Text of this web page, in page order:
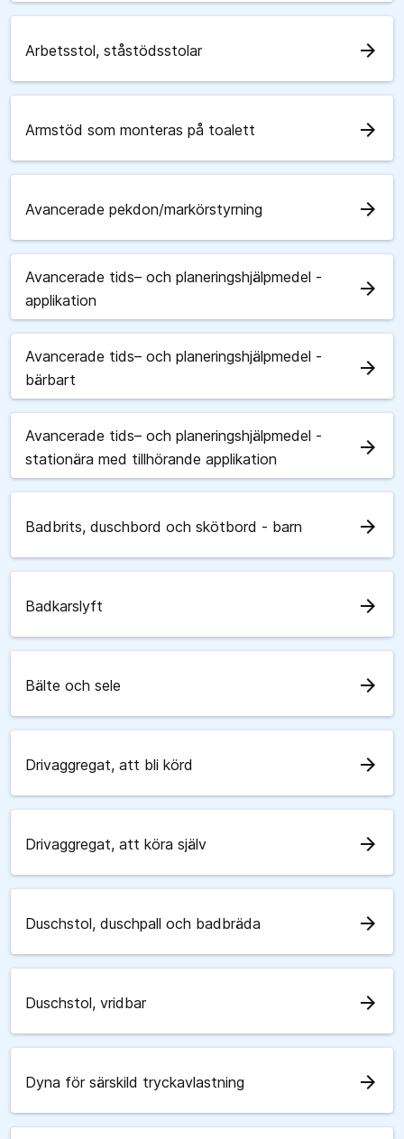
Arbetsstol, ståstödsstolar arrow_forward
Armstöd som monteras på toalett arrow_forward
Avancerade pekdon/markörstyrning arrow_forward
Avancerade tids– och planeringshjälpmedel -
applikation
arrow_forward
Avancerade tids– och planeringshjälpmedel -
bärbart
arrow_forward
Avancerade tids– och planeringshjälpmedel -
stationära med tillhörande applikation
arrow_forward
Badbrits, duschbord och skötbord - barn arrow_forward
Badkarslyft arrow_forward
Bälte och sele arrow_forward
Drivaggregat, att bli körd arrow_forward
Drivaggregat, att köra själv arrow_forward
Duschstol, duschpall och badbräda arrow_forward
Duschstol, vridbar arrow_forward
Dyna för särskild tryckavlastning arrow_forward